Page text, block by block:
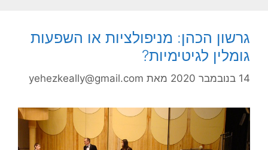
גרשון הכהן: מניפולציות או השפעות
גומלין לגיטימיות?
14 בנובמבר 2020 מאת yehezkeally@gmail.com